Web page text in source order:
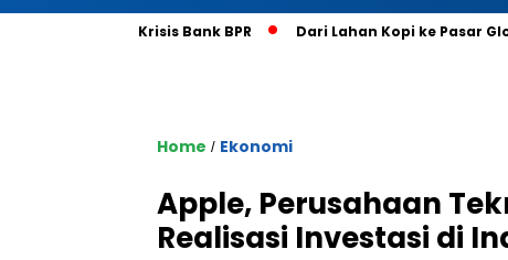
Krisis Bank BPR Dari Lahan Kopi ke Pasar Global:
Home / Ekonomi
Apple, Perusahaan
Realisasi Investasi di